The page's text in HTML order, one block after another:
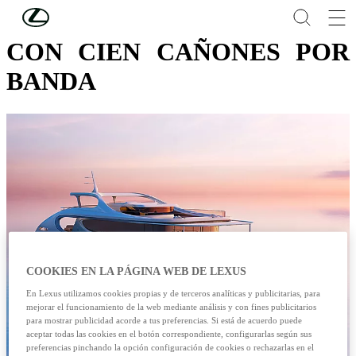
Skip to Main Content
CON CIEN CAÑONES POR
BANDA
COOKIES EN LA PÁGINA WEB DE LEXUS
En Lexus utilizamos cookies propias y de terceros analíticas y publicitarias, para
mejorar el funcionamiento de la web mediante análisis y con fines publicitarios
para mostrar publicidad acorde a tus preferencias. Si está de acuerdo puede
aceptar todas las cookies en el botón correspondiente, configurarlas según sus
preferencias pinchando la opción configuración de cookies o rechazarlas en el